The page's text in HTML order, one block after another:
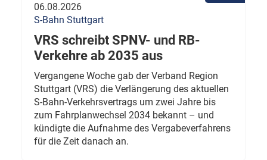
06.08.2026
S-Bahn Stuttgart
VRS schreibt SPNV- und RB-
Verkehre ab 2035 aus
Vergangene Woche gab der Verband Region
Stuttgart (VRS) die Verlängerung des aktuellen
S-Bahn-Verkehrsvertrags um zwei Jahre bis
zum Fahrplanwechsel 2034 bekannt – und
kündigte die Aufnahme des Vergabeverfahrens
für die Zeit danach an.